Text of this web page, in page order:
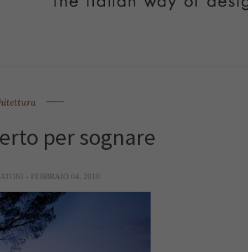
per sognare
- FEBBRAIO 04, 2010